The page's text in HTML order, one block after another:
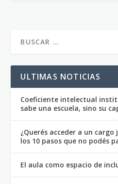
ULTIMAS NOTICIAS
Coeficiente intelectual
sabe una escuela, sino su
¿Querés acceder a un cargo
los 10 pasos que no podés
El aula como espacio de